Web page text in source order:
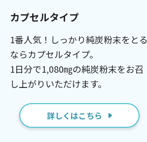
カプセルタイプ
1番人気！しっかり純炭粉末をとる
ならカプセルタイプ。
1日分で1,080㎎の純炭粉末をお召
し上がりいただけます。
詳しくはこちら